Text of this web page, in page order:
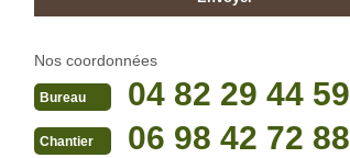
Nos coordonnées
Bureau 04 82 29 44 59
Chantier 06 98 42 72 88